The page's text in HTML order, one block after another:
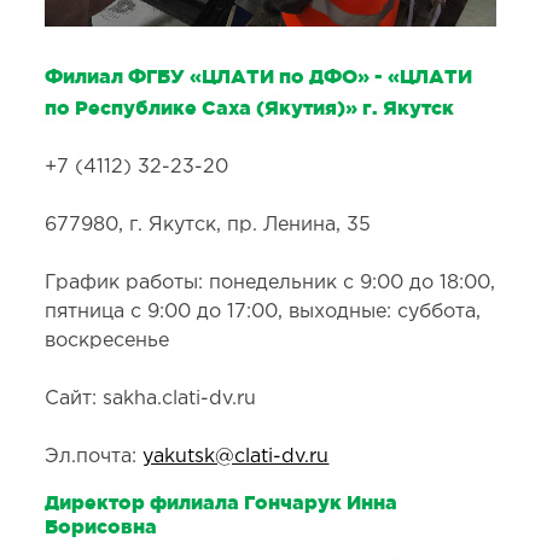
Филиал ФГБУ «ЦЛАТИ по ДФО» - «ЦЛАТИ
по Республике Саха (Якутия)» г. Якутск
+7 (4112) 32-23-20
677980, г. Якутск, пр. Ленина, 35
График работы: понедельник с 9:00 до 18:00,
пятница с 9:00 до 17:00, выходные: суббота,
воскресенье
Сайт: sakha.clati-dv.ru
Эл.почта:yakutsk@clati-dv.ru
Директор филиала Гончарук Инна
Борисовна